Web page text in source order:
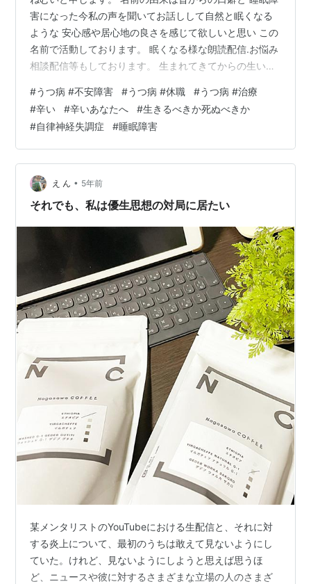
害になった今私の声を聞いてお話しして自然と眠くなる
ような 安心感や居心地の良さを感じて欲しいと思い この
名前で活動しております。 眠くなる様な朗読配信.お悩み
相談配信等もしております。 生まれてきてからの生い立
ールにもある通り 自律神経失調症.重度鬱病.不障害.愛着
障害等を抱えております 毎日こんな自分が生きていて良
いのか 何かの為になるのか 消えてしまいたい居なくなり
たい そんな気持ちとの戦いです。 それでも生きていて良
いと言ってくれる方々 必要としてくれる方々のおかげで
今を生きておりま…
#うつ病 #不安障害 #うつ病 #休職 #うつ病 #治療
#辛い #辛いあなたへ #生きるべきか死ぬべきか
#自律神経失調症 #睡眠障害
え ん • 5年前
それでも、私は優生思想の対局に居たい
某メンタリストのYouTubeにおける生配信と、それに対
する炎上について、最初のうちは敢えて見ないようにし
ていた。けれど、見ないようにしようと思えば思うほ
ど、ニュースや彼に対するさまざまな立場の人のさまざ